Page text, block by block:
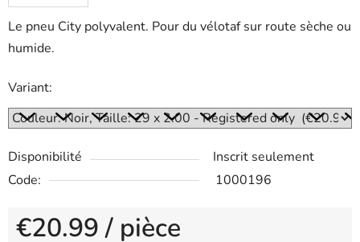
Le pneu City polyvalent. Pour du vélotaf sur route sèche ou
humide.
Variant:
Disponibilité
Inscrit seulement
Code:
1000196
€20.99/ pièce